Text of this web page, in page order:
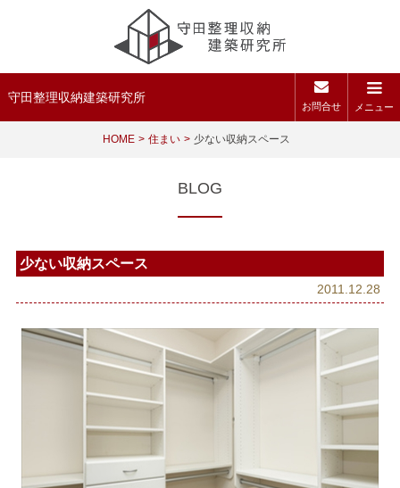
守田整理収納建築研究所
お問合せ メニュー
HOME 住まい 少ない収納スペース
BLOG
少ない収納スペース
2011.12.28